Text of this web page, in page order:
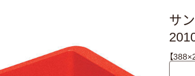
サ
【